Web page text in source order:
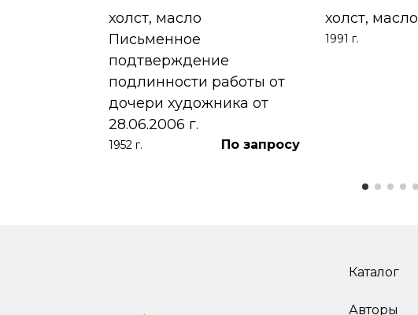
холст, масло
Письменное
подтверждение
подлинности работы от
дочери художника от
28.06.2006 г.
1952 г. По запросу
холст, масло
1991 г.
Каталог
Авторы